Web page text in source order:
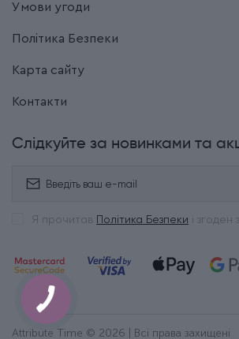
Умови угоди
Політика Безпеки
Карта сайту
Контакти
Слідкуйте за новинками та
Я прочитав Політика Безпеки і згоден
Attribute Time © 2026 | Всі права захищені